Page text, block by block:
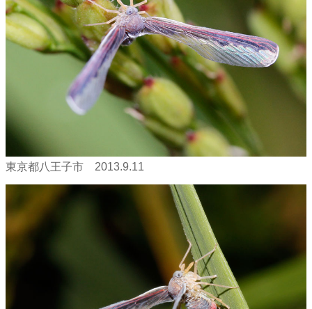
東京都八王子市 2013.9.11